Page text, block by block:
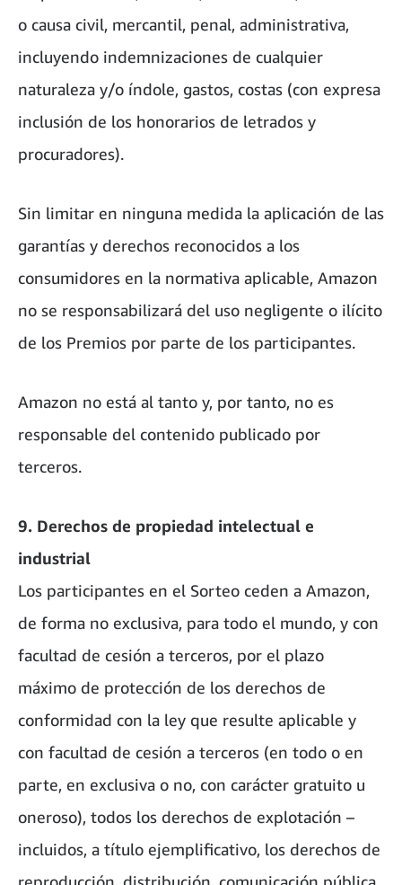
o causa civil, mercantil, penal, administrativa,
incluyendo indemnizaciones de cualquier
naturaleza y/o índole, gastos, costas (con expresa
inclusión de los honorarios de letrados y
procuradores).
Sin limitar en ninguna medida la aplicación de las
garantías y derechos reconocidos a los
consumidores en la normativa aplicable, Amazon
no se responsabilizará del uso negligente o ilícito
de los Premios por parte de los participantes.
Amazon no está al tanto y, por tanto, no es
responsable del contenido publicado por
terceros.
9. Derechos de propiedad intelectual e
industrial
Los participantes en el Sorteo ceden a Amazon,
de forma no exclusiva, para todo el mundo, y con
facultad de cesión a terceros, por el plazo
máximo de protección de los derechos de
conformidad con la ley que resulte aplicable y
con facultad de cesión a terceros (en todo o en
parte, en exclusiva o no, con carácter gratuito u
oneroso), todos los derechos de explotación –
incluidos, a título ejemplificativo, los derechos de